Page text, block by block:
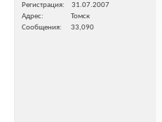
Регистрация
31.07.2007
Адрес
Томск
Сообщения
33,090